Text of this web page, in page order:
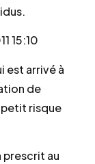
15:10
est arrivé à
de
petit risque
prescrit au